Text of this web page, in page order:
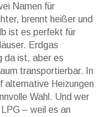
Namen für
brennt heißer und
ist es perfekt für
Erdgas
da ist, aber es
transportierbar. In
alternative Heizungen
Wahl. Und wer
– weil es an